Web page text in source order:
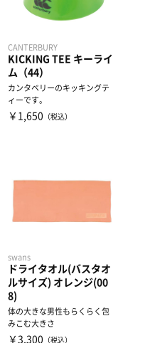
CANTERBURY
KICKING TEE キーライ
ム（44）
カンタベリーのキッキングテ
ィーです。
￥1,650 （税込）
swans
ドライタオル(バスタオ
ルサイズ) オレンジ(00
8)
体の大きな男性もらくらく包
みこむ大きさ
￥3,300 （税込）